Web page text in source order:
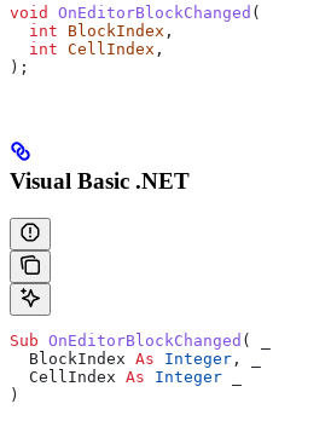
void OnEditorBlockChanged (
  int
BlockIndex ,
  int
CellIndex ,
);
Visual Basic .NET
Sub OnEditorBlockChanged (
  BlockIndex
As Integer ,
  CellIndex
As Integer
)